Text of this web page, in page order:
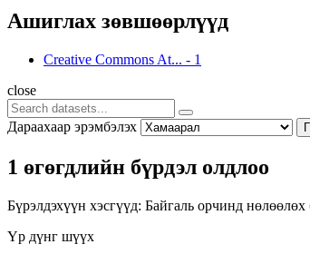
Ашиглах зөвшөөрлүүд
Creative Commons At... - 1
close
Дараахаар эрэмбэлэх
1 өгөгдлийн бүрдэл олдлоо
Бүрэлдэхүүн хэсгүүд: Байгаль орчинд
Үр дүнг шүүх